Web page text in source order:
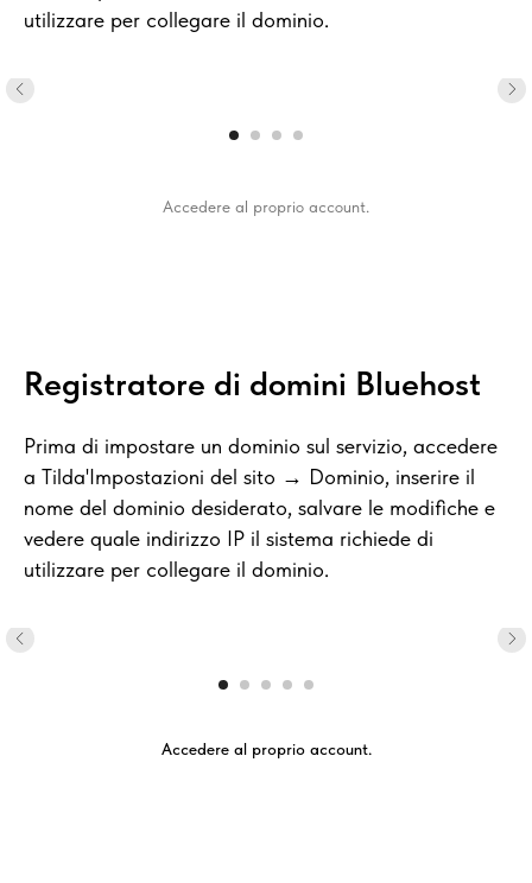
utilizzare per collegare il dominio.
Accedere al proprio account.
Registratore di domini Bluehost
Prima di impostare un dominio sul servizio, accedere
a Tilda'Impostazioni del sito → Dominio, inserire il
nome del dominio desiderato, salvare le modifiche e
vedere quale indirizzo IP il sistema richiede di
utilizzare per collegare il dominio.
Accedere al proprio account.